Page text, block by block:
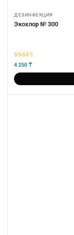
ДЕЗИНФЕКЦИЯ
Экохлор № 300
5 из 5
4 250 ₸